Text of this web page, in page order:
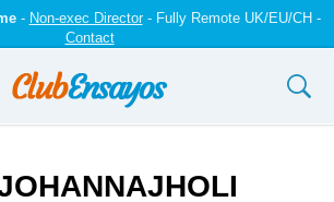
- Non-exec Director- Fully Remote UK/EU/CH -
Contact